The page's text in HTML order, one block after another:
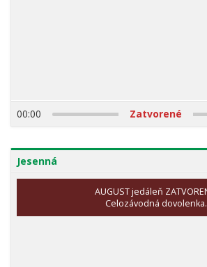
00:00 Zatvorené
Jesenná
AUGUST jedáleň
Celozávodná dovolenka.